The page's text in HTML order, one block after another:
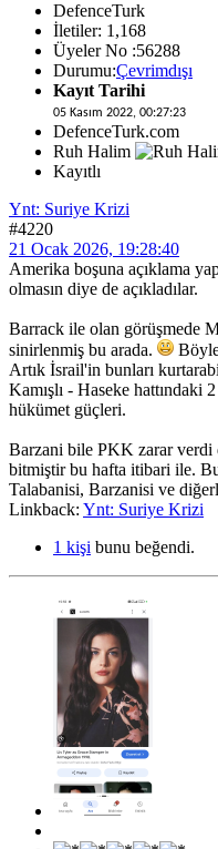
DefenceTurk
İletiler: 1,168
Üyeler No :56288
Durumu:Çevrimdışı
Kayıt Tarihi
05 Kasım 2022, 00:27:23
DefenceTurk.com
Ruh Halim
Kayıtlı
Ynt: Suriye Krizi
#4220
21 Ocak 2026, 19:28:40
Amerika boşuna açıklama
olmasın diye de açıkladılar.
Barrack ile olan görüşmede
sinirlenmiş bu arada.
Artık İsrail'in bunları
Kamışlı - Haseke hattındaki
hükümet güçleri.
Barzani bile PKK zarar verdi
bitmiştir bu hafta itibari ile.
Talabanisi, Barzanisi ve
Linkback: Ynt: Suriye Krizi
1 kişi bunu beğendi.